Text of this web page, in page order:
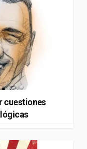
cuestiones